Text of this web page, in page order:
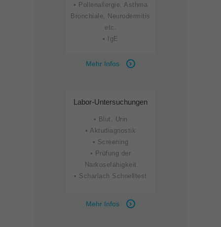
• Pollenallergie, Asthma
Bronchiale, Neurodermitis
etc.
• IgE
Mehr Infos
Labor-Untersuchungen
• Blut, Urin
• Aktudiagnostik
• Screening
• Prüfung der
Narkosefähigkeit
• Scharlach Schnelltest
Mehr Infos